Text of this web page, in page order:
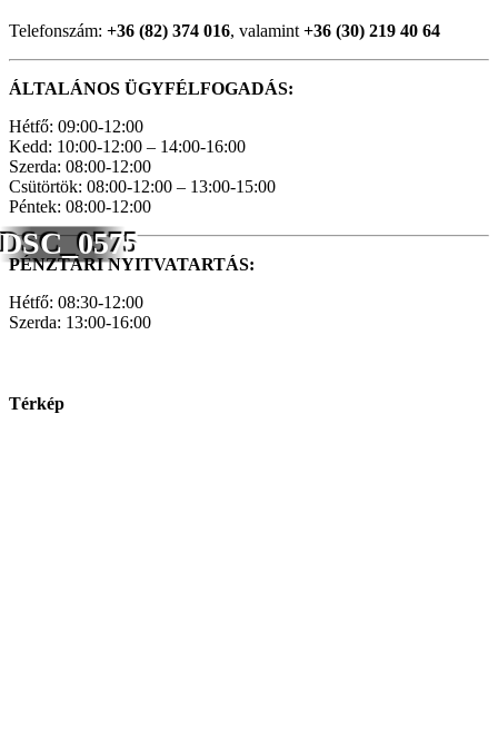
DSC_0575
Telefonszám: +36 (82) 374 016, valamint +36 (30) 219 40 64
ÁLTALÁNOS ÜGYFÉLFOGADÁS:
Hétfő: 09:00-12:00
Kedd: 10:00-12:00 – 14:00-16:00
Szerda: 08:00-12:00
Csütörtök: 08:00-12:00 – 13:00-15:00
Péntek: 08:00-12:00
PÉNZTÁRI NYITVATARTÁS:
Hétfő: 08:30-12:00
Szerda: 13:00-16:00
Térkép